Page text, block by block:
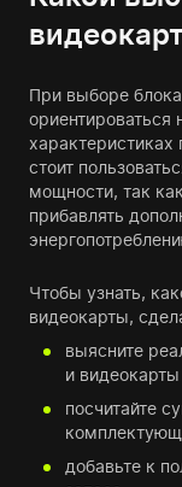
При выборе
характеристиках
стоит
мощности, так
прибавлять
Чтобы узнать,
видеокарты,
выясните
и
посчитайте
добавьте к